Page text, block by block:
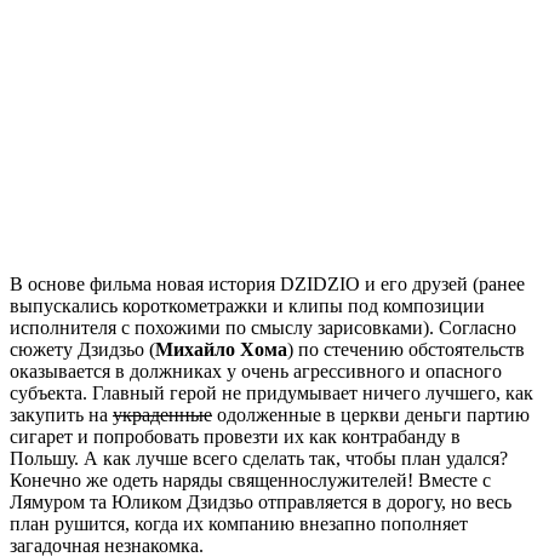
В основе фильма новая история DZIDZIO и его друзей (ранее
выпускались короткометражки и клипы под композиции
исполнителя с похожими по смыслу зарисовками). Согласно
сюжету Дзидзьо (Михайло Хома) по стечению обстоятельств
оказывается в должниках у очень агрессивного и опасного
субъекта. Главный герой не придумывает ничего лучшего, как
закупить на украденные одолженные в церкви деньги партию
сигарет и попробовать провезти их как контрабанду в
Польшу. А как лучше всего сделать так, чтобы план удался?
Конечно же одеть наряды священнослужителей! Вместе с
Лямуром та Юликом Дзидзьо отправляется в дорогу, но весь
план рушится, когда их компанию внезапно пополняет
загадочная незнакомка.